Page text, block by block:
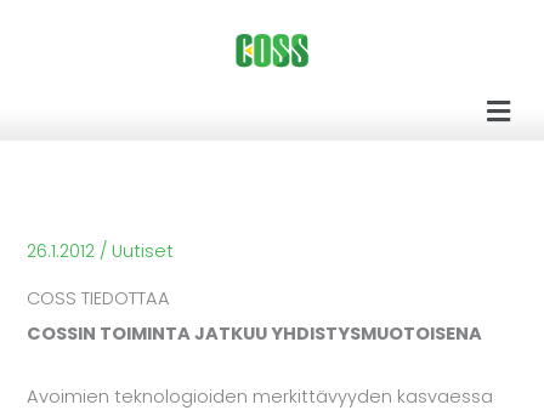
26.1.2012 / Uutiset
COSS TIEDOTTAA
COSSIN TOIMINTA JATKUU YHDISTYSMUOTOISENA
Avoimien teknologioiden merkittävyyden kasvaessa